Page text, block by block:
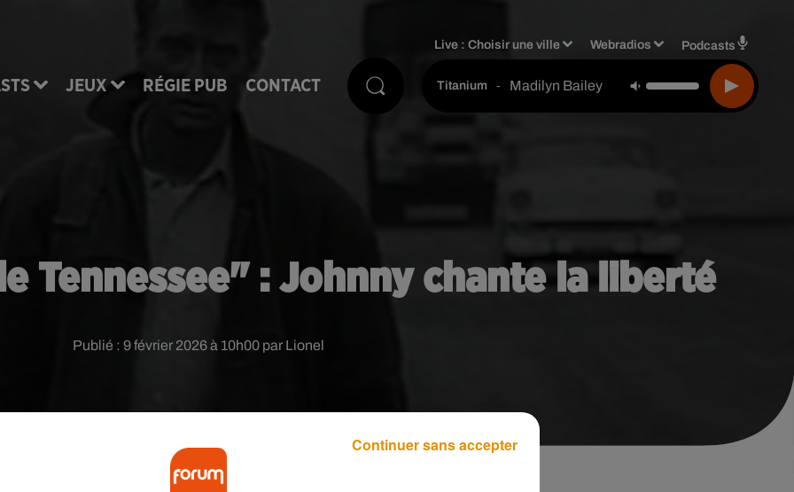
JEUX RÉGIE PUB CONTACT
Live :Choisir une ville Webradios Podcasts
Titanium - Madilyn Bailey
Tennessee" : Johnny chante la liberté
Publié : 9 février 2026 à 10h00 par Lionel
Continuer sans accepter